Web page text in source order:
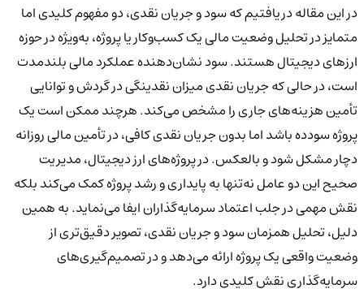
در این مقاله دریافتیم که سود و جریان نقدی، دو مفهوم کلیدی اما
متمایز در تحلیل وضعیت مالی یک کسب‌وکار یا پروژه، به‌ویژه در حوزه
ارزهای دیجیتال هستند. سود نشان‌دهنده عملکرد مالی بلندمدت
است، در حالی که جریان نقدی میزان نقدینگی در گردش و توانایی
تأمین هزینه‌های جاری را مشخص می‌کند. هرچند ممکن است یک
پروژه سودده باشد اما بدون جریان نقدی کافی، در تأمین مالی روزانه
دچار مشکل شود و بالعکس.در پروژه‌های ارز دیجیتال، مدیریت
صحیح این دو عامل نه‌تنها به پایداری و رشد پروژه کمک می‌کند بلکه
نقش مهمی در جلب اعتماد سرمایه‌گذاران ایفا می‌نماید. به همین
دلیل، تحلیل همزمان سود و جریان نقدی، تصویر دقیق‌تری از
وضعیت واقعی یک پروژه ارائه می‌دهد و در تصمیم‌گیری‌های
سرمایه‌گذاری نقش کلیدی دارد.